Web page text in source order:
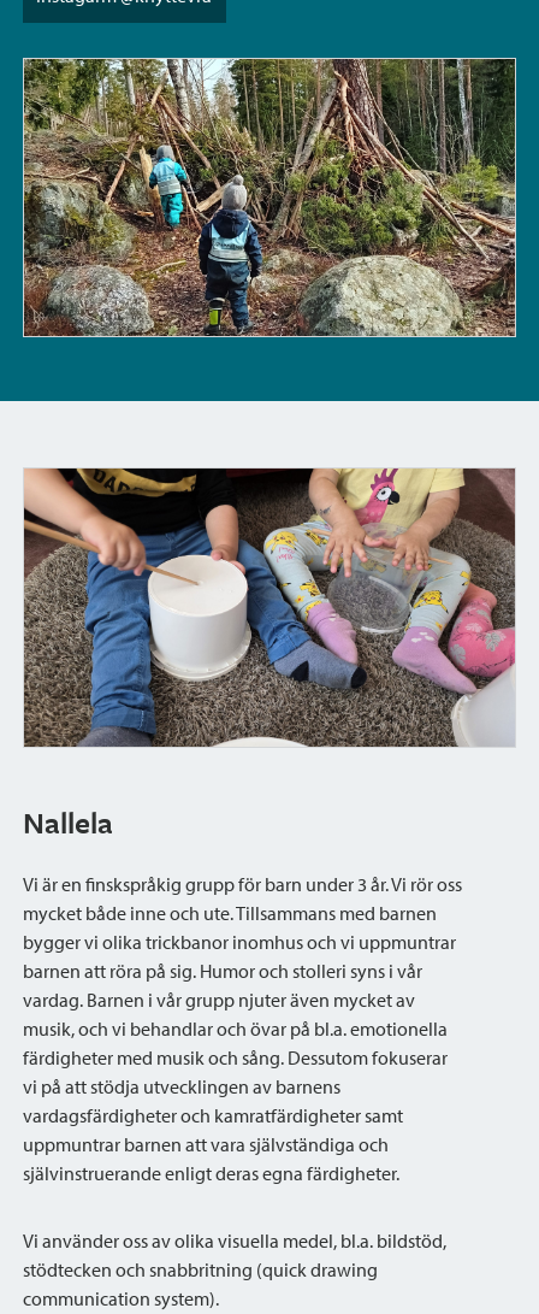
Nallela
Vi är en finskspråkig grupp för barn under 3 år. Vi rör oss
mycket både inne och ute. Tillsammans med barnen
bygger vi olika trickbanor inomhus och vi uppmuntrar
barnen att röra på sig. Humor och stolleri syns i vår
vardag. Barnen i vår grupp njuter även mycket av
musik, och vi behandlar och övar på bl.a. emotionella
färdigheter med musik och sång. Dessutom fokuserar
vi på att stödja utvecklingen av barnens
vardagsfärdigheter och kamratfärdigheter samt
uppmuntrar barnen att vara självständiga och
självinstruerande enligt deras egna färdigheter.
Vi använder oss av olika visuella medel, bl.a. bildstöd,
stödtecken och snabbritning (quick drawing
communication system).